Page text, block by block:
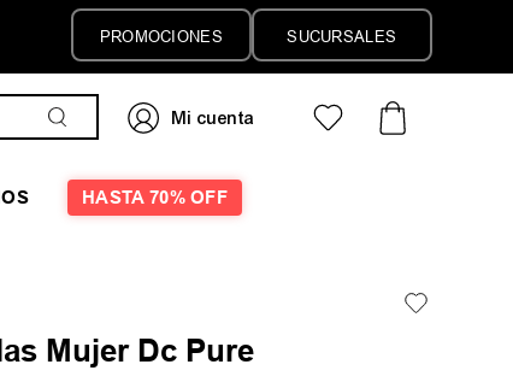
PROMOCIONES SUCURSALES
HASTA 70% OFF
Mujer Dc Pure